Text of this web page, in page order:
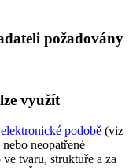
požadovány
využít
elektronické podobě (viz
neopatřené
tvaru, struktuře a za